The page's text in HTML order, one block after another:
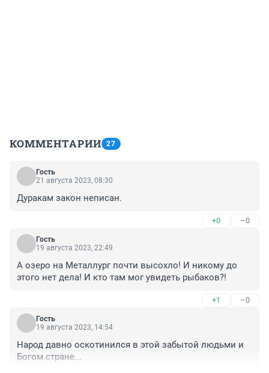
КОММЕНТАРИИ 27
Гость
21 августа 2023, 08:30
Дуракам закон неписан.
+0 –0
Гость
19 августа 2023, 22:49
А озеро на Металлург почти высохло! И никому до
этого нет дела! И кто там мог увидеть рыбаков?!
+1 –0
Гость
19 августа 2023, 14:54
Народ давно оскотинился в этой забытой людьми и
Богом стране...